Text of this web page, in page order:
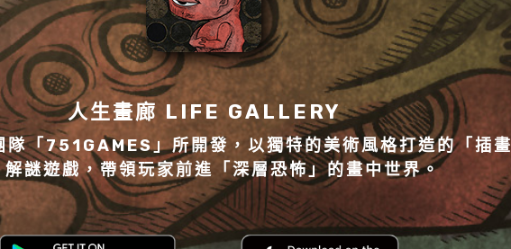
人生畫廊 LIFE GALLERY
隊「751GAMES」所開發，以獨特的美術風格打造的「插畫
解謎遊戲，帶領玩家前進「深層恐怖」的畫中世界。